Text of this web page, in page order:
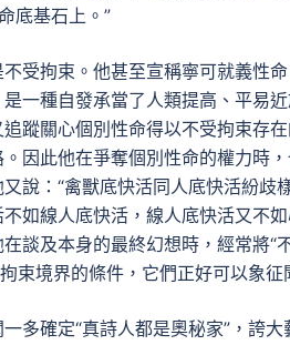
底基石上。”
受拘束。他甚至宣稱寧可就義性
一種自發承當了人類提高、平易
蹤關心個別性命得以不受拘束存
因此他在爭奪個別性命的權力時
說：“禽獸底快活同人底快活紛
如線人底快活，線人底快活又不
談及本身的最終幻想時，經常將“
束境界的條件，它們正好可以象
多確定“真詩人都是奧秘家”，誇